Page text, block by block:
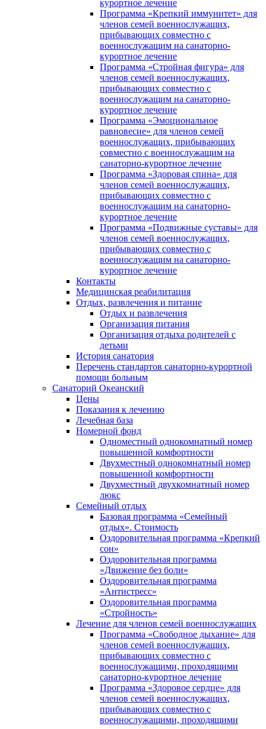
курортное лечение
Программа «Крепкий иммунитет» для
членов семей военнослужащих,
прибывающих совместно с
военнослужащим на санаторно-
курортное лечение
Программа «Стройная фигура» для
членов семей военнослужащих,
прибывающих совместно с
военнослужащим на санаторно-
курортное лечение
Программа «Эмоциональное
равновесие» для членов семей
военнослужащих, прибывающих
совместно с военнослужащим на
санаторно-курортное лечение
Программа «Здоровая спина» для
членов семей военнослужащих,
прибывающих совместно с
военнослужащим на санаторно-
курортное лечение
Программа «Подвижные суставы» для
членов семей военнослужащих,
прибывающих совместно с
военнослужащим на санаторно-
курортное лечение
Контакты
Медицинская реабилитация
Отдых, развлечения и питание
Отдых и развлечения
Организация питания
Организация отдыха родителей с
детьми
История санатория
Перечень стандартов санаторно-курортной
помощи больным
Санаторий Океанский
Цены
Показания к лечению
Лечебная база
Номерной фонд
Одноместный однокомнатный номер
повышенной комфортности
Двухместный однокомнатный номер
повышенной комфортности
Двухместный двухкомнатный номер
люкс
Семейный отдых
Базовая программа «Семейный
отдых». Стоимость
Оздоровительная программа «Крепкий
сон»
Оздоровительная программа
«Движение без боли»
Оздоровительная программа
«Антистресс»
Оздоровительная программа
«Стройность»
Лечение для членов семей военнослужащих
Программа «Свободное дыхание» для
членов семей военнослужащих,
прибывающих совместно с
военнослужащими, проходящими
санаторно-курортное лечение
Программа «Здоровое сердце» для
членов семей военнослужащих,
прибывающих совместно с
военнослужащими, проходящими